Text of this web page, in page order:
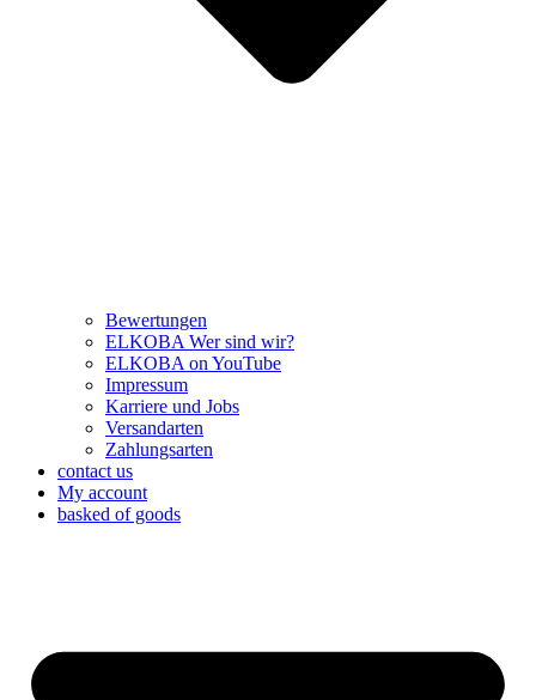
Bewertungen
ELKOBA Wer sind wir?
ELKOBA on YouTube
Impressum
Karriere und Jobs
Versandarten
Zahlungsarten
contact us
My account
basked of goods